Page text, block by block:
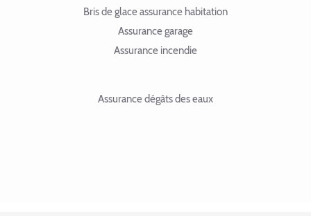
Bris de glace assurance habitation
Assurance garage
Assurance incendie
Assurance dégâts des eaux